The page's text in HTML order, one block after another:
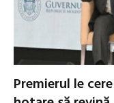
Premierul le